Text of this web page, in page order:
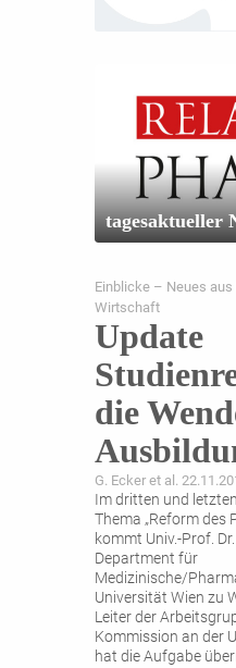
tagesaktueller
Einblicke – Neues aus
Wirtschaft
Update
die
G. Ecker et al.
Im dritten und
Thema „Reform des
kommt Univ.-Prof.
Department für
Medizinische/
Universität Wien zu
Leiter der
Kommission an der
hat die Aufgabe